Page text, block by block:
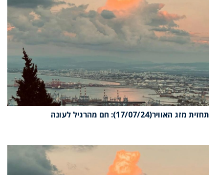
תחזית מזג האוויר(17/07/24): חם מהרגיל לעונה